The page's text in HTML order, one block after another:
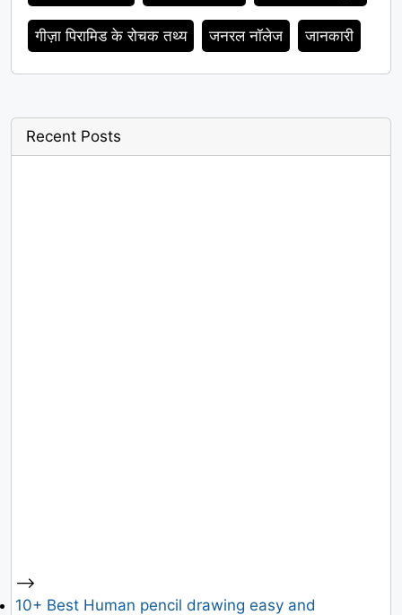
गीज़ा पिरामिड के रोचक तथ्य जनरल नॉलेज जानकारी
Recent Posts
-->
10+ Best Human pencil drawing easy and